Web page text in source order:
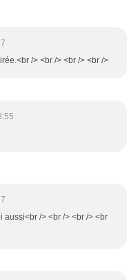
/> <br /> <br /> <br />
aussi<br /> <br /> <br /> <br